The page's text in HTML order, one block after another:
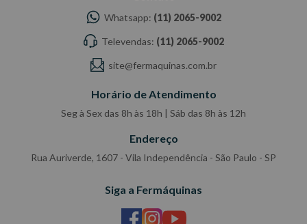
Whatsapp: (11) 2065-9002
Televendas: (11) 2065-9002
site@fermaquinas.com.br
Horário de Atendimento
Seg à Sex das 8h às 18h | Sáb das 8h às 12h
Endereço
Rua Auriverde, 1607 - Vila Independência - São Paulo - SP
Siga a Fermáquinas